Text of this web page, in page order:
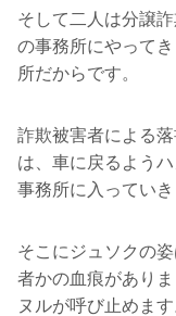
そして二人は分譲
の事務所にやって
所だからです。
詐欺被害者による
は、車に戻るよう
事務所に入っていき
そこにジュソクの
者かの血痕があり
ヌルが呼び止めます